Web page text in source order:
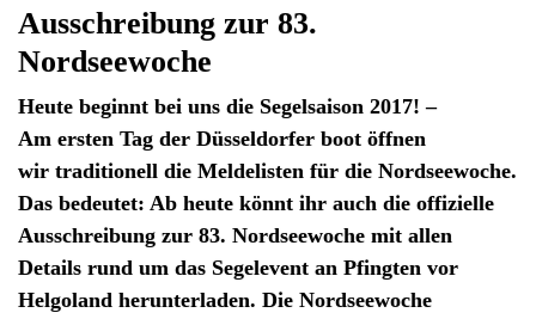
Ausschreibung zur 83.
Nordseewoche
Heute beginnt bei uns die Segelsaison 2017! –
Am ersten Tag der Düsseldorfer boot öffnen
wir traditionell die Meldelisten für die Nordseewoche.
Das bedeutet: Ab heute könnt ihr auch die offizielle
Ausschreibung zur 83. Nordseewoche mit allen
Details rund um das Segelevent an Pfingten vor
Helgoland herunterladen. Die Nordseewoche